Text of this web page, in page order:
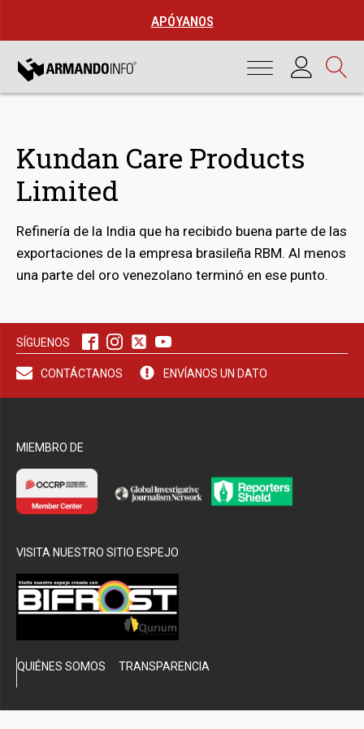
APÓYANOS
Kundan Care Products
Limited
Refinería de la India que ha recibido buena parte de las
exportaciones de la empresa brasileña RBM. Al menos
una parte del oro venezolano terminó en ese punto.
SÍGUENOS
CONTÁCTANOS ENVÍANOS UN DATO
MIEMBRO DE
VISITA NUESTRO SITIO ESPEJO
QUIÉNES SOMOS TRANSPARENCIA